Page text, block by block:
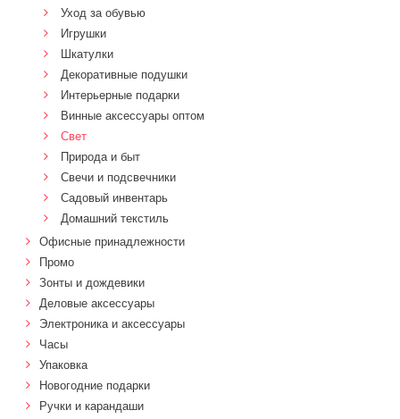
Уход за обувью
Игрушки
Шкатулки
Декоративные подушки
Интерьерные подарки
Винные аксессуары оптом
Свет
Природа и быт
Свечи и подсвечники
Садовый инвентарь
Домашний текстиль
Офисные принадлежности
Промо
Зонты и дождевики
Деловые аксессуары
Электроника и аксессуары
Часы
Упаковка
Новогодние подарки
Ручки и карандаши